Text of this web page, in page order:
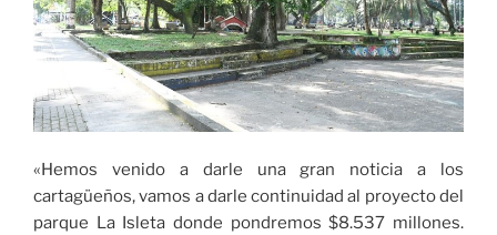
«Hemos venido a darle una gran noticia a los
cartagüeños, vamos a darle continuidad al proyecto del
parque La Isleta donde pondremos $8.537 millones.